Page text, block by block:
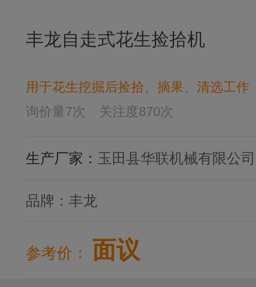
丰龙自走式花生捡拾机
用于花生挖掘后捡拾、摘果、清选工作
询价量7次 关注度870次
生产厂家： 玉田县华联机械有限公司
品牌： 丰龙
参考价： 面议